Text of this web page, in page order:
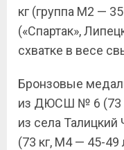
кг (группа М2 —
(«Спартак»,
схватке в весе
Бронзовые
из ДЮСШ № 6 (73
из села
(73 кг, М4 — 45-49